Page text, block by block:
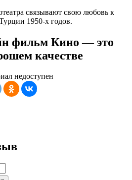
связывают свою любовь к
1950-х годов.
фильм Кино — это
качестве
недоступен